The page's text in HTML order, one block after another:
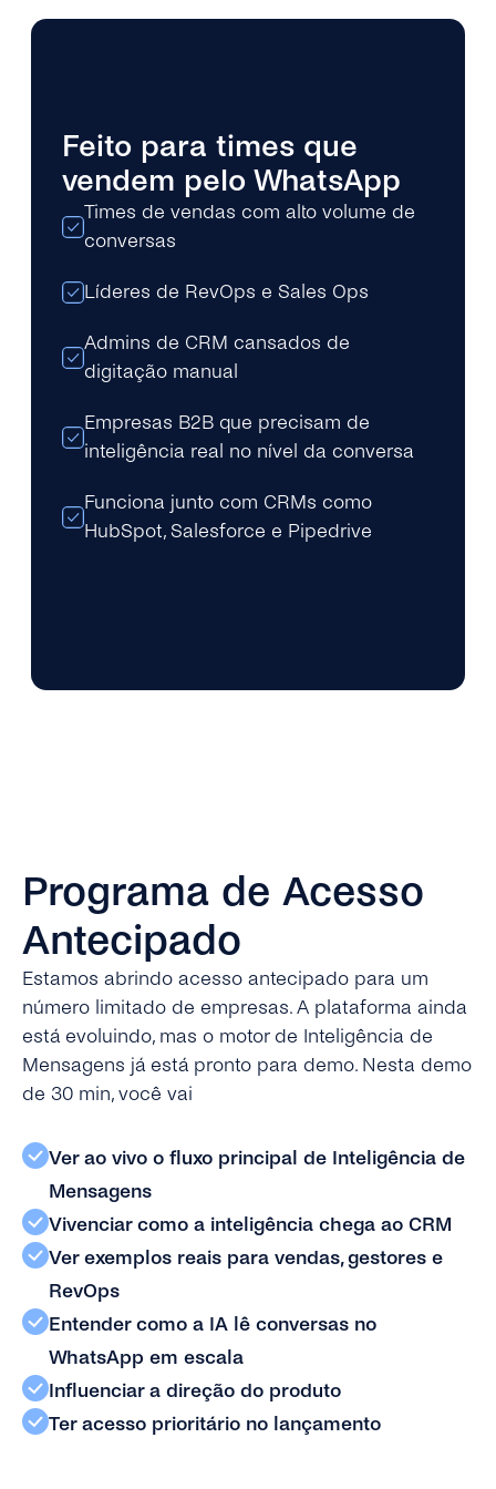
Feito para times que
vendem pelo WhatsApp
Times de vendas com alto volume de
conversas
Líderes de RevOps e Sales Ops
Admins de CRM cansados de
digitação manual
Empresas B2B que precisam de
inteligência real no nível da conversa
Funciona junto com CRMs como
HubSpot, Salesforce e Pipedrive
Programa de Acesso
Antecipado
Estamos abrindo acesso antecipado para um
número limitado de empresas. A plataforma ainda
está evoluindo, mas o motor de Inteligência de
Mensagens já está pronto para demo. Nesta demo
de 30 min, você vai
Ver ao vivo o fluxo principal de Inteligência de
Mensagens
Vivenciar como a inteligência chega ao CRM
Ver exemplos reais para vendas, gestores e
RevOps
Entender como a IA lê conversas no
WhatsApp em escala
Influenciar a direção do produto
Ter acesso prioritário no lançamento